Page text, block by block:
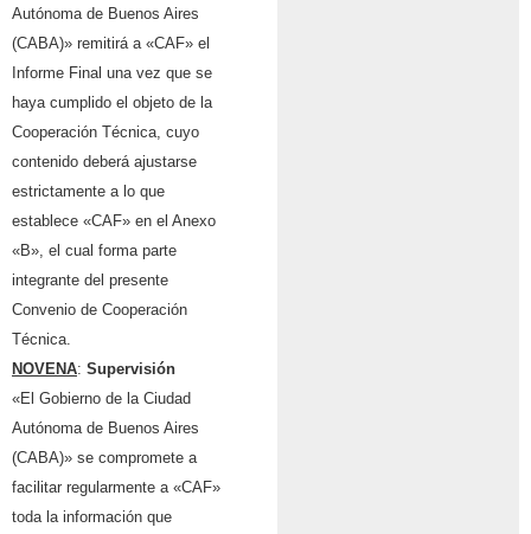
Autónoma de Buenos Aires
(CABA)» remitirá a «CAF» el
Informe Final una vez que se
haya cumplido el objeto de la
Cooperación Técnica, cuyo
contenido deberá ajustarse
estrictamente a lo que
establece «CAF» en el Anexo
«B», el cual forma parte
integrante del presente
Convenio de Cooperación
Técnica.
NOVENA: Supervisión
«El Gobierno de la Ciudad
Autónoma de Buenos Aires
(CABA)» se compromete a
facilitar regularmente a «CAF»
toda la información que